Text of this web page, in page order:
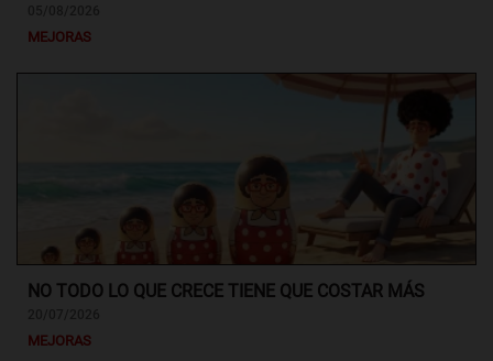
MEJORAS
NO TODO LO QUE CRECE TIENE QUE COSTAR MÁS
MEJORAS